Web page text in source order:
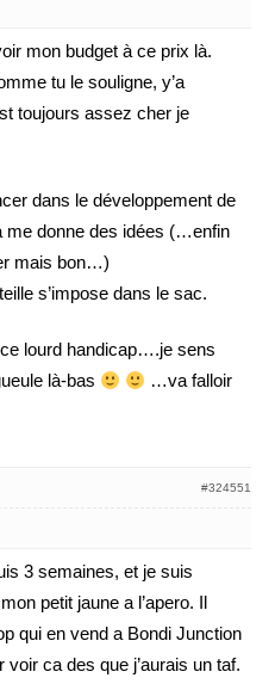
mon budget à ce prix là.
tu le souligne, y’a
toujours assez cher je
dans le développement de
me donne des idées (…enfin
mais bon…)
s’impose dans le sac.
lourd handicap….je sens
là-bas
…va falloir
#324551
3 semaines, et je suis
petit jaune a l’apero. Il
qui en vend a Bondi Junction
ca des que j’aurais un taf.